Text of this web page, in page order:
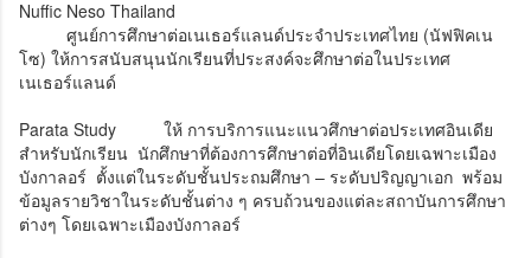
Nuffic Neso Thailand
ศูนย์การศึกษาต่อเนเธอร์แลนด์ประจำประเทศไทย (นัฟฟิคเน
โซ) ให้การสนับสนุนนักเรียนที่ประสงค์จะศึกษาต่อในประเทศ
เนเธอร์แลนด์
Parata Study
ให้ การบริการแนะแนวศึกษาต่อประเทศอินเดีย
สำหรับนักเรียน นักศึกษาที่ต้องการศึกษาต่อที่อินเดียโดยเฉพาะเมือง
บังกาลอร์ ตั้งแต่ในระดับชั้นประถมศึกษา – ระดับปริญญาเอก พร้อม
ข้อมูลรายวิชาในระดับชั้นต่าง ๆ ครบถ้วนของแต่ละสถาบันการศึกษา
ต่างๆ โดยเฉพาะเมืองบังกาลอร์